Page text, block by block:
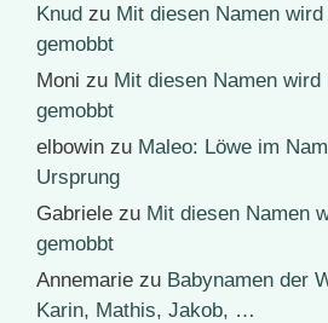
Knud zu Mit diesen Namen
gemobbt
Moni zu Mit diesen Namen wird
gemobbt
elbowin zu Maleo: Löwe im
Ursprung
Gabriele zu Mit diesen Namen
gemobbt
Annemarie zu Babynamen der
Karin, Mathis, Jakob, …